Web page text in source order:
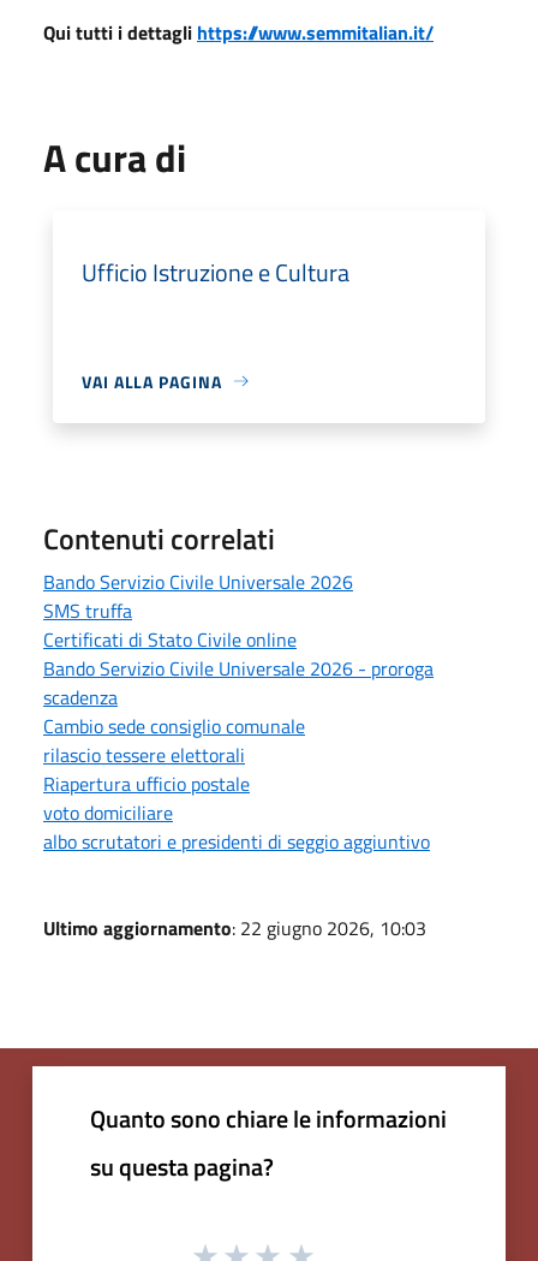
Qui tutti i dettagli https://www.semmitalian.it/
A cura di
Ufficio Istruzione e Cultura
VAI ALLA PAGINA
Contenuti correlati
Bando Servizio Civile Universale 2026
SMS truffa
Certificati di Stato Civile online
Bando Servizio Civile Universale 2026 - proroga
scadenza
Cambio sede consiglio comunale
rilascio tessere elettorali
Riapertura ufficio postale
voto domiciliare
albo scrutatori e presidenti di seggio aggiuntivo
Ultimo aggiornamento: 22 giugno 2026, 10:03
Quanto sono chiare le informazioni
su questa pagina?